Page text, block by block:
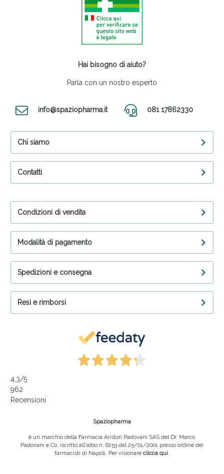
Hai bisogno di aiuto?
Parla con un nostro esperto
info@spaziopharma.it 081 17862330
Chi siamo
Contatti
Condizioni di vendita
Modalità di pagamento
Spedizioni e consegna
Resi e rimborsi
4,3/5
962
Recensioni
Spaziopharma
è un marchio della Farmacia Ariston Padovani SAS del Dr. Marco
Padovani e Co, iscritto all'albo n. 6253 del 25/01/2001 presso ordine dei
farmacisti di Napoli. Per visionare clicca qui.